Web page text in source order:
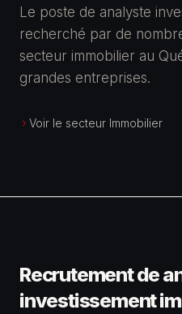
Le poste de analyste
recherché par de
secteur immobilier au
grandes entreprises.
Voir le secteur Immobilier
Recrutement de
investissement